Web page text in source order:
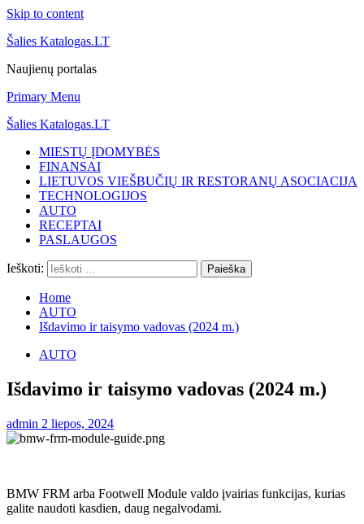
Skip to content
Šalies Katalogas.LT
Naujienų portalas
Primary Menu
Šalies Katalogas.LT
MIESTŲ ĮDOMYBĖS
FINANSAI
LIETUVOS VIEŠBUČIŲ IR RESTORANŲ ASOCIACIJA
TECHNOLOGIJOS
AUTO
RECEPTAI
PASLAUGOS
Ieškoti:
Home
AUTO
Išdavimo ir taisymo vadovas (2024 m.)
AUTO
Išdavimo ir taisymo vadovas (2024 m.)
admin 2 liepos, 2024
BMW FRM arba Footwell Module valdo įvairias funkcijas, kurias
galite naudoti kasdien, daug negalvodami.